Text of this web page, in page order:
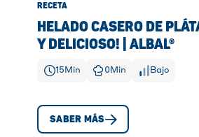
RECETA
HELADO CASERO DE
Y DELICIOSO! | ALBAL®
15 Min 0Min Bajo
SABER MÁS